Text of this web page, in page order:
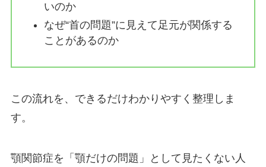
いのか
なぜ“首の問題”に見えて足元が関係する
ことがあるのか
この流れを、できるだけわかりやすく整理しま
す。
顎関節症を「顎だけの問題」として見たくない人